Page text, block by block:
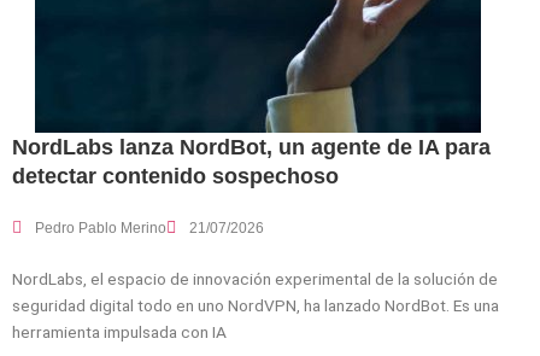
NordLabs lanza NordBot, un agente de IA para
detectar contenido sospechoso
Pedro Pablo Merino 21/07/2026
NordLabs, el espacio de innovación experimental de la solución de
seguridad digital todo en uno NordVPN, ha lanzado NordBot. Es una
herramienta impulsada con IA